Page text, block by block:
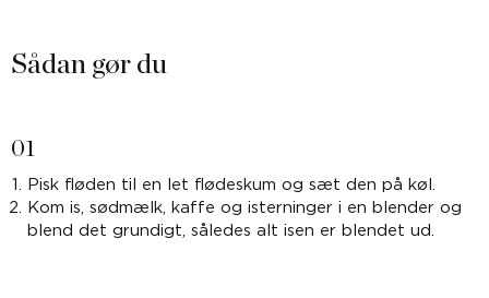
Sådan gør du
01
Pisk fløden til en let flødeskum og sæt den på køl.
Kom is, sødmælk, kaffe og isterninger i en blender og
blend det grundigt, således alt isen er blendet ud.